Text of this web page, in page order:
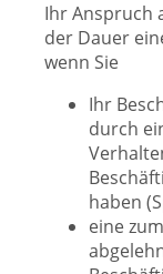
Ihr Anspruch
der Dauer
wenn Sie
Ihr
durch
haben
eine